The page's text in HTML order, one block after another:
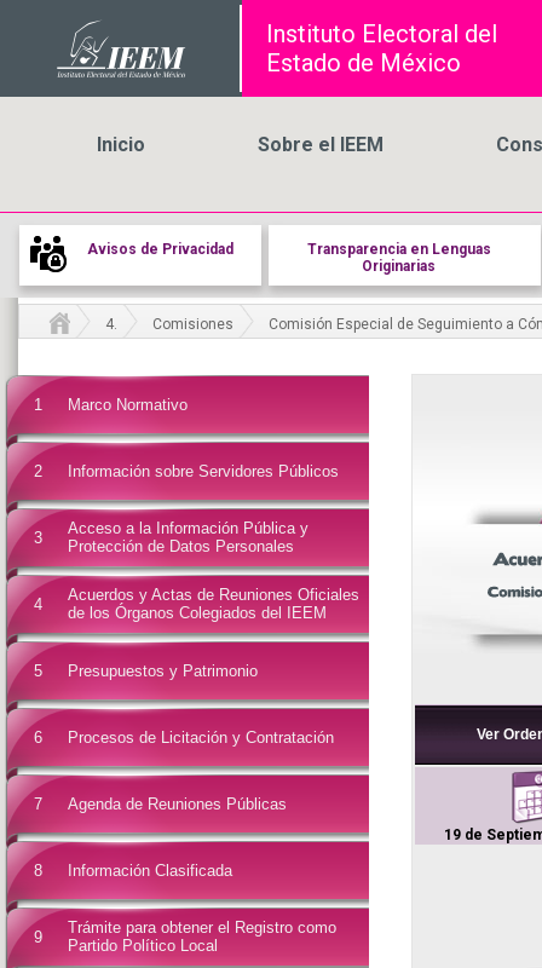
Instituto Electoral del
Estado de México
Inicio Sobre el IEEM
Avisos de Privacidad
Transparencia en Lenguas
Originarias
4. Comisiones Comisión Especial de Seguimiento a
1 Marco Normativo
2 Información sobre Servidores Públicos
3
Acceso a la Información Pública y
Protección de Datos Personales
4
Acuerdos y Actas de Reuniones Oficiales
de los Órganos Colegiados del IEEM
5 Presupuestos y Patrimonio
6 Procesos de Licitación y Contratación
7 Agenda de Reuniones Públicas
8 Información Clasificada
9
Trámite para obtener el Registro como
Partido Político Local
Ver
19 de